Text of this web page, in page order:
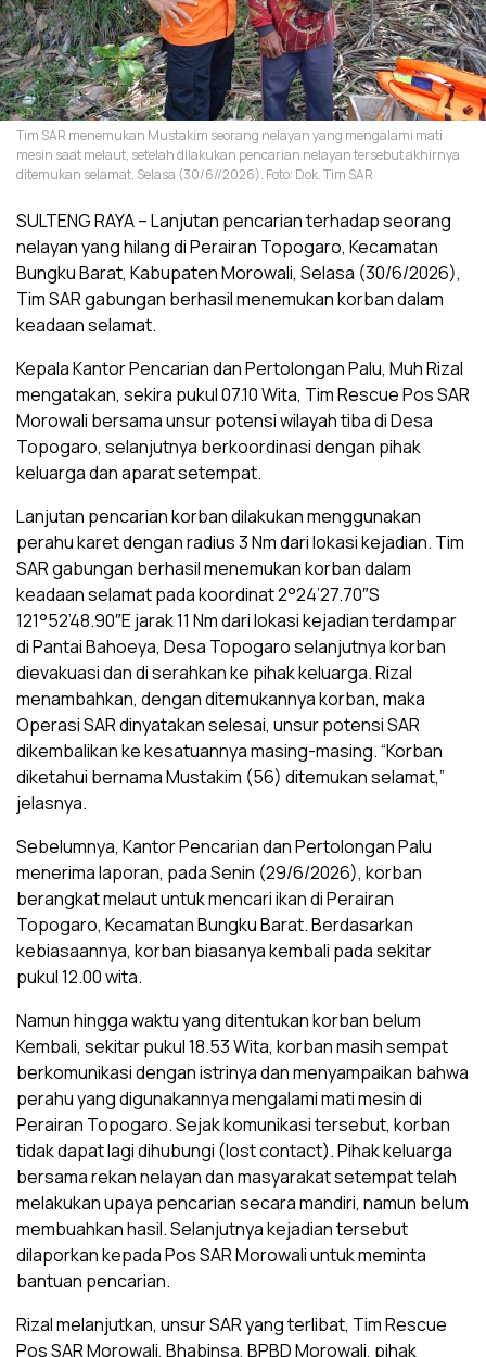
Tim SAR menemukan Mustakim seorang nelayan yang mengalami mati
mesin saat melaut, setelah dilakukan pencarian nelayan tersebut akhirnya
ditemukan selamat, Selasa (30/6//2026). Foto: Dok. Tim SAR
SULTENG RAYA – Lanjutan pencarian terhadap seorang
nelayan yang hilang di Perairan Topogaro, Kecamatan
Bungku Barat, Kabupaten Morowali, Selasa (30/6/2026),
Tim SAR gabungan berhasil menemukan korban dalam
keadaan selamat.
Kepala Kantor Pencarian dan Pertolongan Palu, Muh Rizal
mengatakan, sekira pukul 07.10 Wita, Tim Rescue Pos SAR
Morowali bersama unsur potensi wilayah tiba di Desa
Topogaro, selanjutnya berkoordinasi dengan pihak
keluarga dan aparat setempat.
Lanjutan pencarian korban dilakukan menggunakan
perahu karet dengan radius 3 Nm dari lokasi kejadian. Tim
SAR gabungan berhasil menemukan korban dalam
keadaan selamat pada koordinat 2°24’27.70″S
121°52’48.90″E jarak 11 Nm dari lokasi kejadian terdampar
di Pantai Bahoeya, Desa Topogaro selanjutnya korban
dievakuasi dan di serahkan ke pihak keluarga. Rizal
menambahkan, dengan ditemukannya korban, maka
Operasi SAR dinyatakan selesai, unsur potensi SAR
dikembalikan ke kesatuannya masing-masing. “Korban
diketahui bernama Mustakim (56) ditemukan selamat,”
jelasnya.
Sebelumnya, Kantor Pencarian dan Pertolongan Palu
menerima laporan, pada Senin (29/6/2026), korban
berangkat melaut untuk mencari ikan di Perairan
Topogaro, Kecamatan Bungku Barat. Berdasarkan
kebiasaannya, korban biasanya kembali pada sekitar
pukul 12.00 wita.
Namun hingga waktu yang ditentukan korban belum
Kembali, sekitar pukul 18.53 Wita, korban masih sempat
berkomunikasi dengan istrinya dan menyampaikan bahwa
perahu yang digunakannya mengalami mati mesin di
Perairan Topogaro. Sejak komunikasi tersebut, korban
tidak dapat lagi dihubungi (lost contact). Pihak keluarga
bersama rekan nelayan dan masyarakat setempat telah
melakukan upaya pencarian secara mandiri, namun belum
membuahkan hasil. Selanjutnya kejadian tersebut
dilaporkan kepada Pos SAR Morowali untuk meminta
bantuan pencarian.
Rizal melanjutkan, unsur SAR yang terlibat, Tim Rescue
Pos SAR Morowali, Bhabinsa, BPBD Morowali, pihak